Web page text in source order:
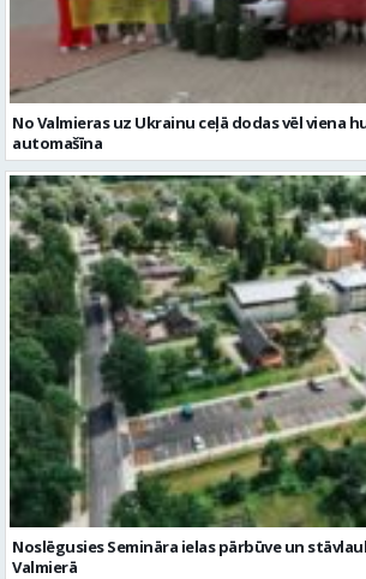
No Valmieras uz Ukrainu ceļā dodas vēl viena
automašīna
Noslēgusies Semināra ielas pārbūve un
Valmierā